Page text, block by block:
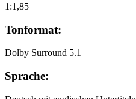
1:1,85
Tonformat:
Dolby Surround 5.1
Sprache: